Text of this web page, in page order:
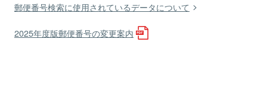
郵便番号検索に使用されているデータについて
2025年度版郵便番号の変更案内